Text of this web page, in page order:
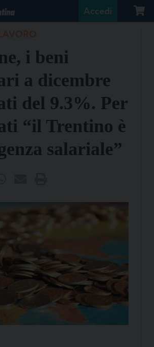
Accedi
i beni
a dicembre
del 9.3%. Per
“il Trentino è
salariale”